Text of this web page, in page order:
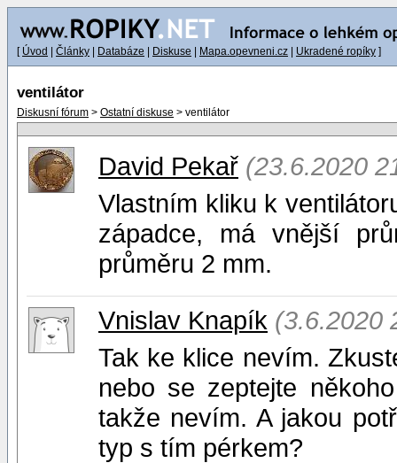
[ Úvod Články Databáze Diskuse Mapa.opevneni.cz Ukradené ropíky ]
ventilátor
Diskusní fórum > Ostatní diskuse > ventilátor
David Pekař (23.6.2020
Vlastním kliku k
západce, má vnější
průměru 2 mm.
Vnislav Knapík (3.6.2020
Tak ke klice nevím.
nebo se zeptejte
takže nevím. A jakou
typ s tím pérkem?